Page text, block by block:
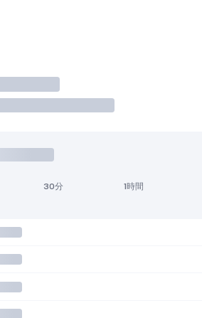
30分 1時間